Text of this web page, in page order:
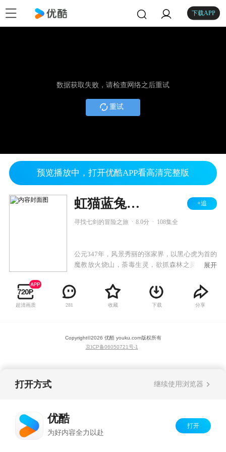
下载APP
数据获取失败，请检查网络之后重试
重试
预览播放中，打开优酷APP看高清完整版
虹猫蓝兔功夫系列一 虹猫蓝兔七侠传 +追
寻找七剑的冒险之旅 8.0分 108集全
公元347年，风景秀丽的张家界，以黑心虎为首的
魔教放火烧山，荼毒生灵，欲抓森林之灵兽玉麒
林。为了维护森林的和平与安宁，虹猫的父亲
（白猫）联合蓝兔的母亲等七人，七剑合璧，最
终打败黑心虎，但七剑也非伤即残。公元397年，
父亲，其他六剑早已被黑心虎所杀。一场血战，
虹猫的父亲终因寡不敌众，英勇牺牲。虹猫少侠
展开
超清画质 281 收藏 下载 分享
Copyright©2026 优酷 youku.com版权所有
京ICP备06050721号-1
打开方式 继续使用浏览器
优酷
为好内容全力以赴
打开